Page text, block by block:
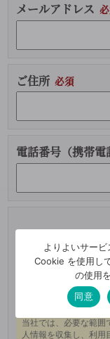
メールアドレス
ご住所
電話番号（携帯電
よりよいサー
Cookie を使用し
の使用
同意